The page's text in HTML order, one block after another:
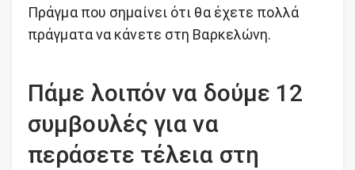
Πράγμα που σημαίνει ότι θα έχετε πολλά
πράγματα να κάνετε στη Βαρκελώνη.
Πάμε λοιπόν να δούμε 12
συμβουλές για να
περάσετε τέλεια στη